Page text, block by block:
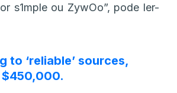
s1mple ou ZywOo”, pode ler-
to ‘reliable’ sources,
$450,000.